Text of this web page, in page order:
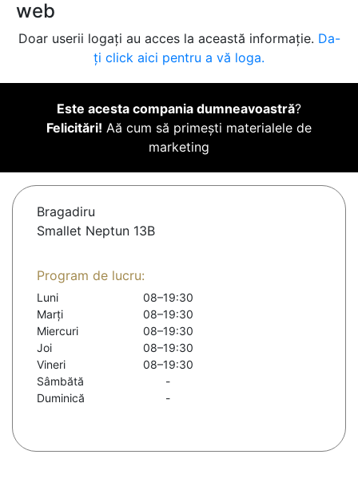
web
Doar userii logați au acces la această informație. Da-
ți click aici pentru a vă loga.
Este acesta compania dumneavoastră?
Felicitări! Aă cum să primești materialele de
marketing
Bragadiru
Smallet Neptun 13B
Program de lucru:
Luni
08–19:30
Marți
08–19:30
Miercuri
08–19:30
Joi
08–19:30
Vineri
08–19:30
Sâmbătă
-
Duminică
-